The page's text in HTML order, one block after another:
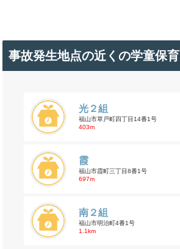
事故発生地点の近くの学童保育
光２組
福山市草戸町四丁目14番1号
403m
霞
福山市霞町三丁目8番1号
697m
南２組
福山市明治町4番1号
1.1km